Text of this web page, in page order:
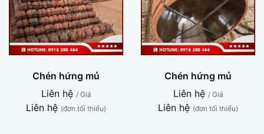
Chén hứng mủ
Liên hệ / Giá
Liên hệ (đơn tối thiểu)
Chén hứng mủ
Liên hệ / Giá
Liên hệ (đơn tối thiểu)